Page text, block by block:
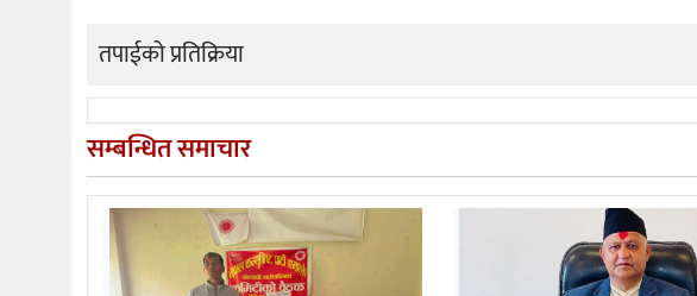
तपाईको प्रतिक्रिया
सम्बन्धित समाचार